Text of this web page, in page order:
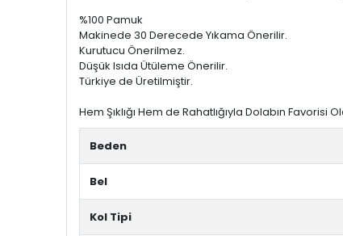
%100 Pamuk
Makinede 30 Derecede Yıkama Önerilir.
Kurutucu Önerilmez.
Düşük Isıda Ütüleme Önerilir.
Türkiye de Üretilmiştir.
Hem Şıklığı Hem de Rahatlığıyla Dolabın Favorisi
Beden
Bel
Kol Tipi